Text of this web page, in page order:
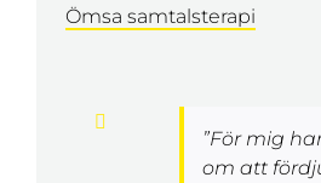
Ömsa samtalsterapi
”För mig
om att